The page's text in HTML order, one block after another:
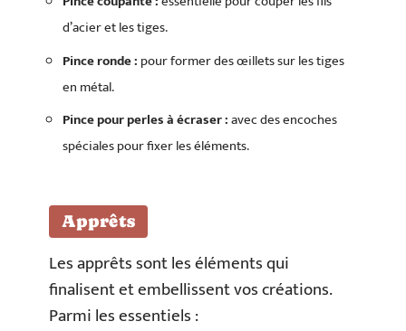
d’acier et les tiges.
Pince ronde : pour former des œillets sur les tiges
en métal.
Pince pour perles à écraser :avec des encoches
spéciales pour fixer les éléments.
Apprêts
Les apprêts sont les éléments qui
finalisent et embellissent vos créations.
Parmi les essentiels :